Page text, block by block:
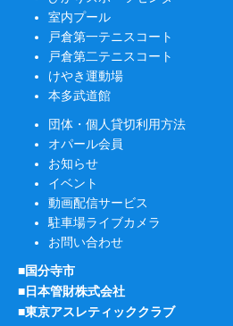
室内プール
戸倉第一テニスコート
戸倉第二テニスコート
けやき運動場
本多武道館
団体・個人貸切利用方法
オパール会員
お知らせ
イベント
動画配信サービス
駐車場ライブカメラ
お問い合わせ
■国分寺市
■日本管財株式会社
■東京アスレティッククラブ